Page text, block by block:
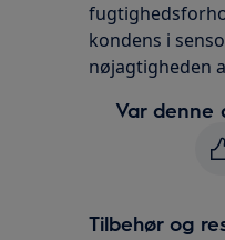
kondens i
nøjagtigheden
Var denne
Tilbehør og